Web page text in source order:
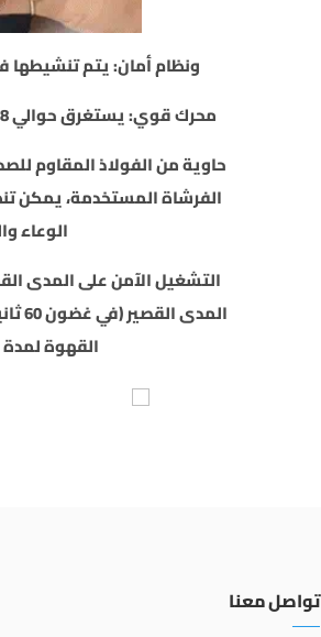
ونظام أمان: يتم
محرك قوي: يستغرق حوالي 8 إلى 25 ثانية فقط للحصول على أفضل النتائج
حاوية من الفولاذ المقاوم
الفرشاة المستخدمة، يمكن
الوعاء
التشغيل الآمن على المدى
القهوة لمدة
تواصل معنا